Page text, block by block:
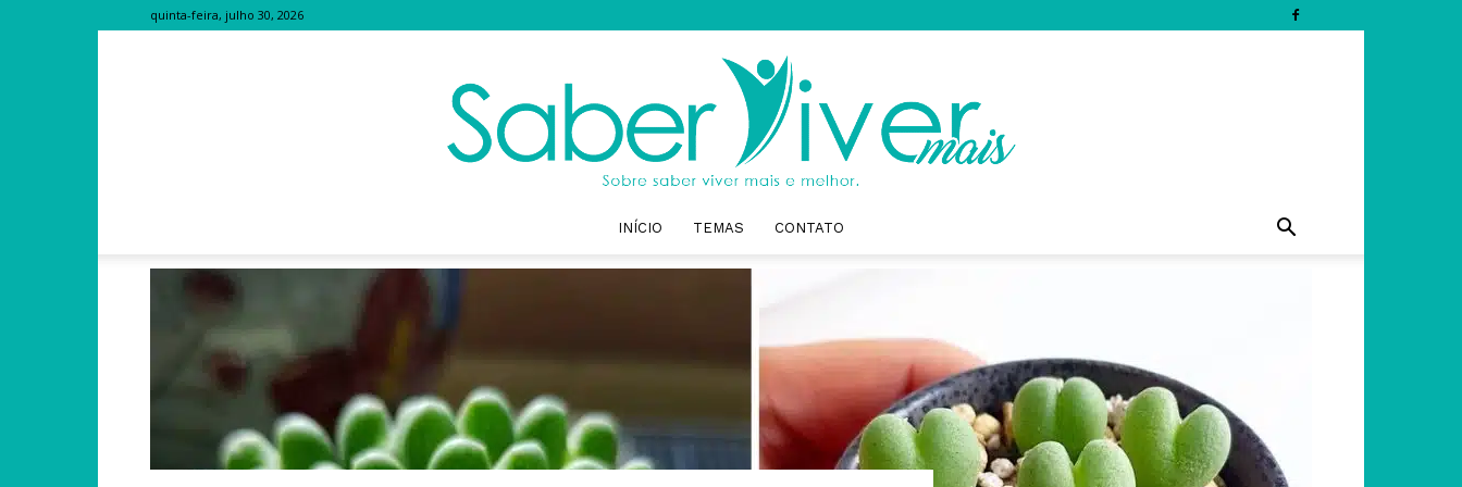
quinta-feira, julho 30, 2026
Saber
Viver
INÍCIO TEMAS CONTATO